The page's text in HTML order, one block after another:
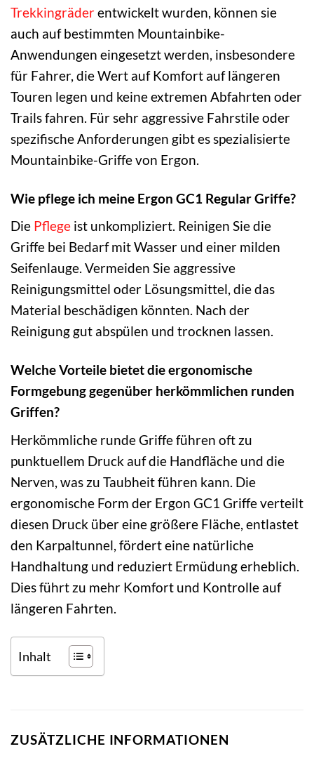
Trekkingräderentwickelt wurden, können sie
auch auf bestimmten Mountainbike-
Anwendungen eingesetzt werden, insbesondere
für Fahrer, die Wert auf Komfort auf längeren
Touren legen und keine extremen Abfahrten oder
Trails fahren. Für sehr aggressive Fahrstile oder
spezifische Anforderungen gibt es spezialisierte
Mountainbike-Griffe von Ergon.
Wie pflege ich meine Ergon GC1 Regular Griffe?
Die Pflege ist unkompliziert. Reinigen Sie die
Griffe bei Bedarf mit Wasser und einer milden
Seifenlauge. Vermeiden Sie aggressive
Reinigungsmittel oder Lösungsmittel, die das
Material beschädigen könnten. Nach der
Reinigung gut abspülen und trocknen lassen.
Welche Vorteile bietet die ergonomische
Formgebung gegenüber herkömmlichen runden
Griffen?
Herkömmliche runde Griffe führen oft zu
punktuellem Druck auf die Handfläche und die
Nerven, was zu Taubheit führen kann. Die
ergonomische Form der Ergon GC1 Griffe verteilt
diesen Druck über eine größere Fläche, entlastet
den Karpaltunnel, fördert eine natürliche
Handhaltung und reduziert Ermüdung erheblich.
Dies führt zu mehr Komfort und Kontrolle auf
längeren Fahrten.
Inhalt
ZUSÄTZLICHE INFORMATIONEN